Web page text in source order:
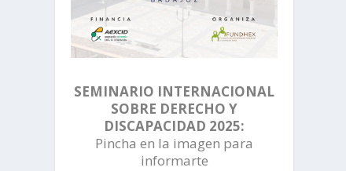
SEMINARIO INTERNACIONAL
SOBRE DERECHO Y
DISCAPACIDAD 2025:
Pincha en la imagen para
informarte